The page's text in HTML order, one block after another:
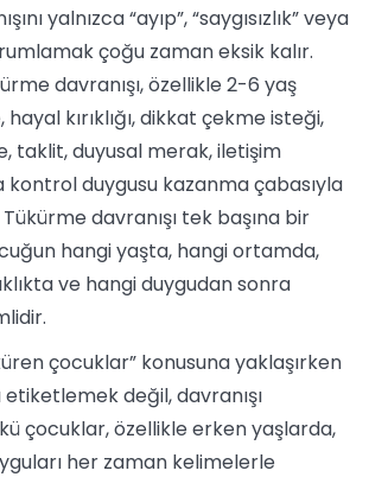
yalnızca “ayıp”, “saygısızlık” veya
çoğu zaman eksik kalır.
davranışı, özellikle 2-6 yaş
hayal kırıklığı, dikkat çekme isteği,
taklit, duyusal merak, iletişim
kontrol duygusu kazanma çabasıyla
davranışı tek başına bir
hangi yaşta, hangi ortamda,
ve hangi duygudan sonra
çocuklar” konusuna yaklaşırken
değil, davranışı
çocuklar, özellikle erken yaşlarda,
her zaman kelimelerle